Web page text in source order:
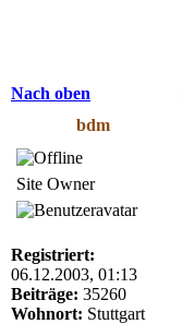
Nach oben
bdm
Site Owner
Registriert:
06.12.2003, 01:13
Beiträge: 35260
Wohnort: Stuttgart